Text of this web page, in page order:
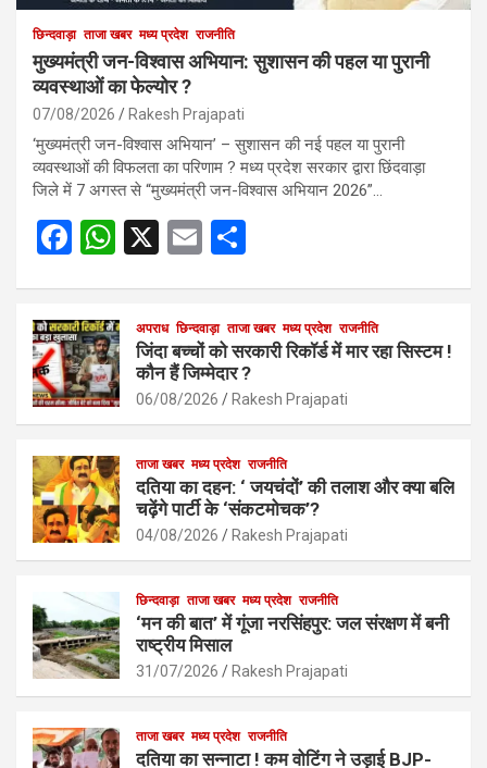
छिन्दवाड़ा ताजा खबर मध्य प्रदेश राजनीति
मुख्यमंत्री जन-विश्वास अभियान: सुशासन की पहल या पुरानी
व्यवस्थाओं का फेल्योर ?
07/08/2026 Rakesh Prajapati
‘मुख्यमंत्री जन-विश्वास अभियान’ – सुशासन की नई पहल या पुरानी
व्यवस्थाओं की विफलता का परिणाम ? मध्य प्रदेश सरकार द्वारा छिंदवाड़ा
जिले में 7 अगस्त से “मुख्यमंत्री जन-विश्वास अभियान 2026”…
F
b
o
o
k
W
s
A
p
p
X
E
e
अपराध छिन्दवाड़ा ताजा खबर मध्य प्रदेश राजनीति
जिंदा बच्चों को सरकारी रिकॉर्ड में मार रहा सिस्टम !
कौन हैं जिम्मेदार ?
06/08/2026 Rakesh Prajapati
ताजा खबर मध्य प्रदेश राजनीति
दतिया का दहन: ‘ जयचंदों’ की तलाश और क्या बलि
चढ़ेंगे पार्टी के ‘संकटमोचक’?
04/08/2026 Rakesh Prajapati
छिन्दवाड़ा ताजा खबर मध्य प्रदेश राजनीति
‘मन की बात’ में गूंजा नरसिंहपुर: जल संरक्षण में बनी
राष्ट्रीय मिसाल
31/07/2026 Rakesh Prajapati
ताजा खबर मध्य प्रदेश राजनीति
दतिया का सन्नाटा ! कम वोटिंग ने उड़ाई BJP-